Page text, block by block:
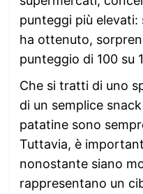
punteggi più
ha ottenuto,
punteggio di 100 su
Che si tratti di uno
di un semplice
patatine sono
Tuttavia, è
nonostante siano
rappresentano un